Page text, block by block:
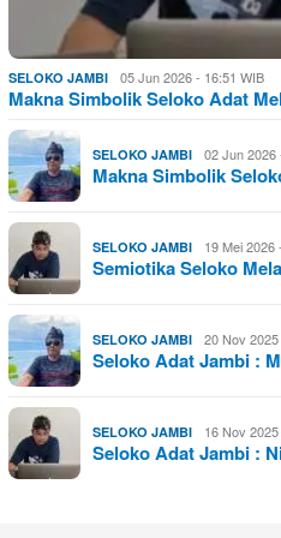
SELOKO JAMBI 05 Jun 2026 - 16:51 WIB
Makna Simbolik Seloko Adat
SELOKO JAMBI 02 Jun 2026
Makna Simbolik
SELOKO JAMBI 19 Mei 2026
Semiotika Seloko
SELOKO JAMBI 20 Nov
Seloko Adat Jambi :
SELOKO JAMBI 16 Nov
Seloko Adat Jambi :